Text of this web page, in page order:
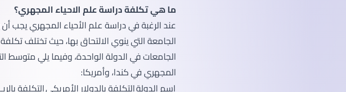
ما هي تكلفة دراسة علم الاحياء المجهري؟
عند الرغبة في دراسة علم الأحياء المجهري يجب
الجامعة التي ينوي الالتحاق بها، حيث تختلف
الجامعات في الدولة الواحدة، وفيما يلي متوسط
المجهري في كندا، وأمريكا:
اسم الدولةالتكلفة بالدولار الأمريكيالتكلفة